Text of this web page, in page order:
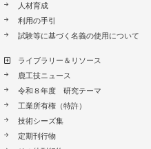
人材育成
利用の手引
試験等に基づく名義の使用について
ライブラリー＆リソース
鹿工技ニュース
令和８年度 研究テーマ
工業所有権（特許）
技術シーズ集
定期刊行物